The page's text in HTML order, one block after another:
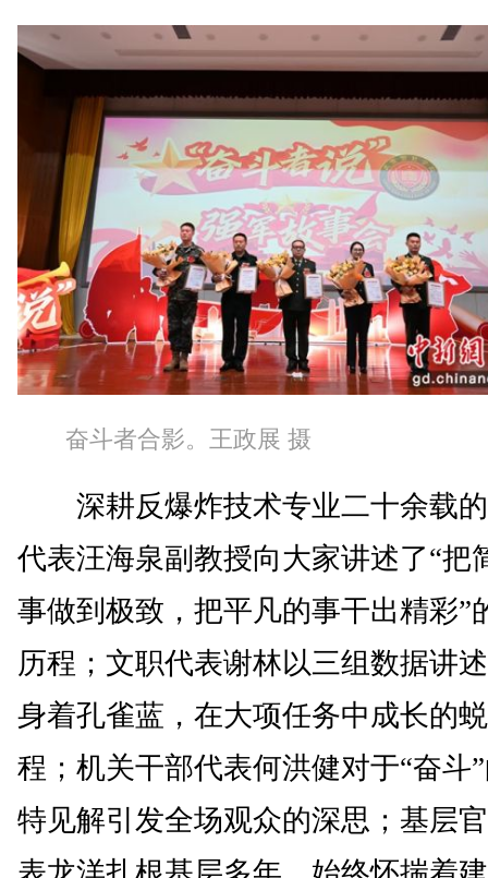
奋斗者合影。王政展 摄
深耕反爆炸技术专业二十余载
代表汪海泉副教授向大家讲述了“把
事做到极致，把平凡的事干出精彩”
历程；文职代表谢林以三组数据讲
身着孔雀蓝，在大项任务中成长的
程；机关干部代表何洪健对于“奋斗
特见解引发全场观众的深思；基层